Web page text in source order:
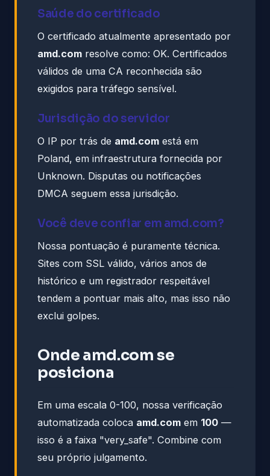
Saúde do certificado
O certificado atualmente apresentado por
amd.com resolve como: OK. Certificados
válidos de uma CA reconhecida são
exigidos para tráfego sensível.
Jurisdição do servidor
O IP por trás de amd.com está em
Poland, em infraestrutura fornecida por
Unknown. Disputas ou notificações
DMCA seguem essa jurisdição.
Você deve confiar em amd.com?
Nossa pontuação é puramente técnica.
Sites com SSL válido, vários anos de
histórico e um registrador respeitável
tendem a pontuar mais alto, mas isso não
exclui golpes.
Onde amd.com se
posiciona
Em uma escala 0-100, nossa verificação
automatizada coloca amd.com em 100 —
isso é a faixa "very_safe". Combine com
seu próprio julgamento.